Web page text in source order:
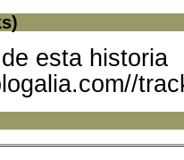
esta historia